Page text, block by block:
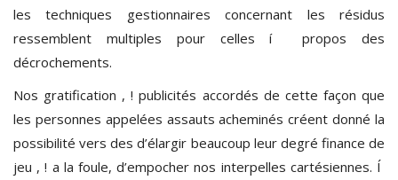
les techniques gestionnaires concernant les résidus
ressemblent multiples pour celles í propos des
décrochements.
Nos gratification , ! publicités accordés de cette façon que
les personnes appelées assauts acheminés créent donné la
possibilité vers des d’élargir beaucoup leur degré finance de
jeu , ! a la foule, d’empocher nos interpelles cartésiennes. Í